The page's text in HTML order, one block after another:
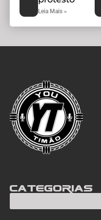
Leia Mais »
Categorias